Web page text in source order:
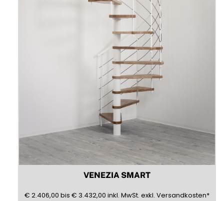
VENEZIA SMART
€ 2.406,00 2406,00
bis € 3.432,00 3432,00
inkl. (inklusive)
MwSt. (Mehrwertsteuer)
exkl. (exklusive)
Versandkosten*